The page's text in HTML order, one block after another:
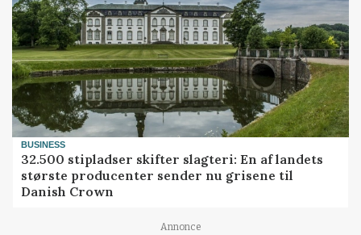
BUSINESS
32.500 stipladser skifter slagteri: En af landets
største producenter sender nu grisene til
Danish Crown
Annonce